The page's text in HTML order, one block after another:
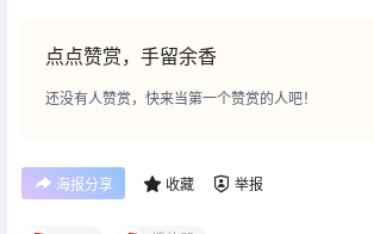
点点赞赏，手留余香
还没有人赞赏，快来当第一个赞赏的人吧！
海报分享 收藏 举报